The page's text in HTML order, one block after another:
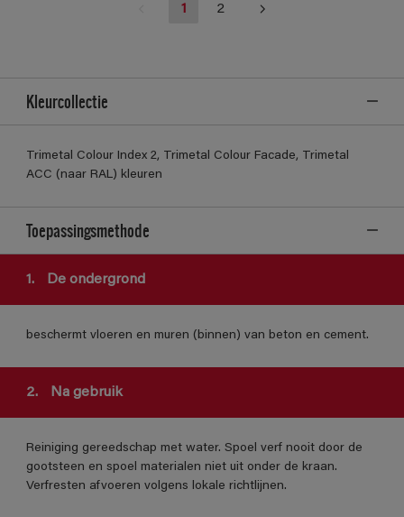
1 2
Kleurcollectie
Trimetal Colour Index 2, Trimetal Colour Facade, Trimetal
ACC (naar RAL) kleuren
Toepassingsmethode
1. De ondergrond
beschermt vloeren en muren (binnen) van beton en cement.
2. Na gebruik
Reiniging gereedschap met water. Spoel verf nooit door de
gootsteen en spoel materialen niet uit onder de kraan.
Verfresten afvoeren volgens lokale richtlijnen.